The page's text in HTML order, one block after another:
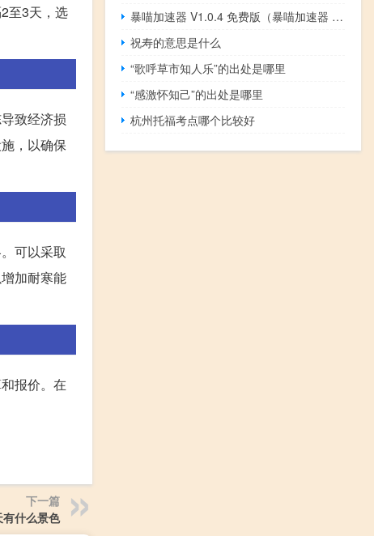
至3天，选
致经济损
，以确保
可以采取
加耐寒能
报价。在
下一篇
什么景色
暴喵加速器 V1.0.4 免费版（暴喵加速器 V1.0.4 免费版功能简介）
祝寿的意思是什么
“歌呼草市知人乐”的出处是哪里
“感激怀知己”的出处是哪里
杭州托福考点哪个比较好